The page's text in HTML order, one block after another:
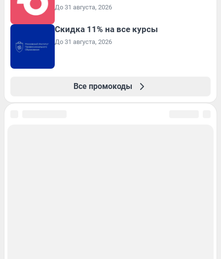
До 31 августа, 2026
Скидка 11% на все курсы
До 31 августа, 2026
Все промокоды